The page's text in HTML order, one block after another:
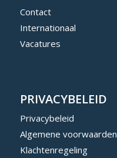
Contact
Internationaal
Vacatures
PRIVACYBELEID
Privacybeleid
Algemene voorwaarden
Klachtenregeling